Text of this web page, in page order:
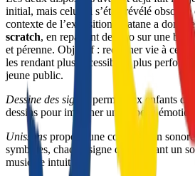
initial, mais celui-ci s’était révélé
contexte de l’exposition. Platane a donc
scratch, en repartant de zéro sur une
et pérenne. Objectif : redonner vie à ces
les rendant plus accessibles, plus
jeune public.
Dessine des signes
permet aux enfants de
dessins pour imaginer un drapeau
Unissons propose une composition
symboles, chaque signe déclenchant un
musicale intuitive.